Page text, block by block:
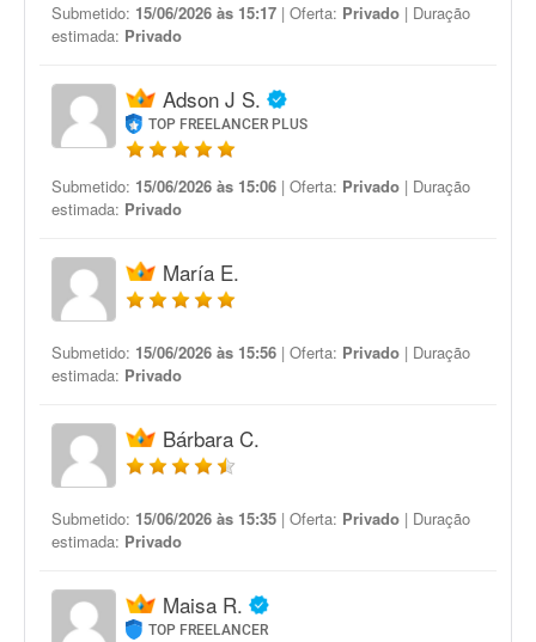
Submetido: 15/06/2026 às 15:17 | Oferta: Privado | Duração
estimada: Privado
Adson J S.
TOP FREELANCER PLUS
Submetido: 15/06/2026 às 15:06 | Oferta: Privado | Duração
estimada: Privado
María E.
Submetido: 15/06/2026 às 15:56 | Oferta: Privado | Duração
estimada: Privado
Bárbara C.
Submetido: 15/06/2026 às 15:35 | Oferta: Privado | Duração
estimada: Privado
Maisa R.
TOP FREELANCER